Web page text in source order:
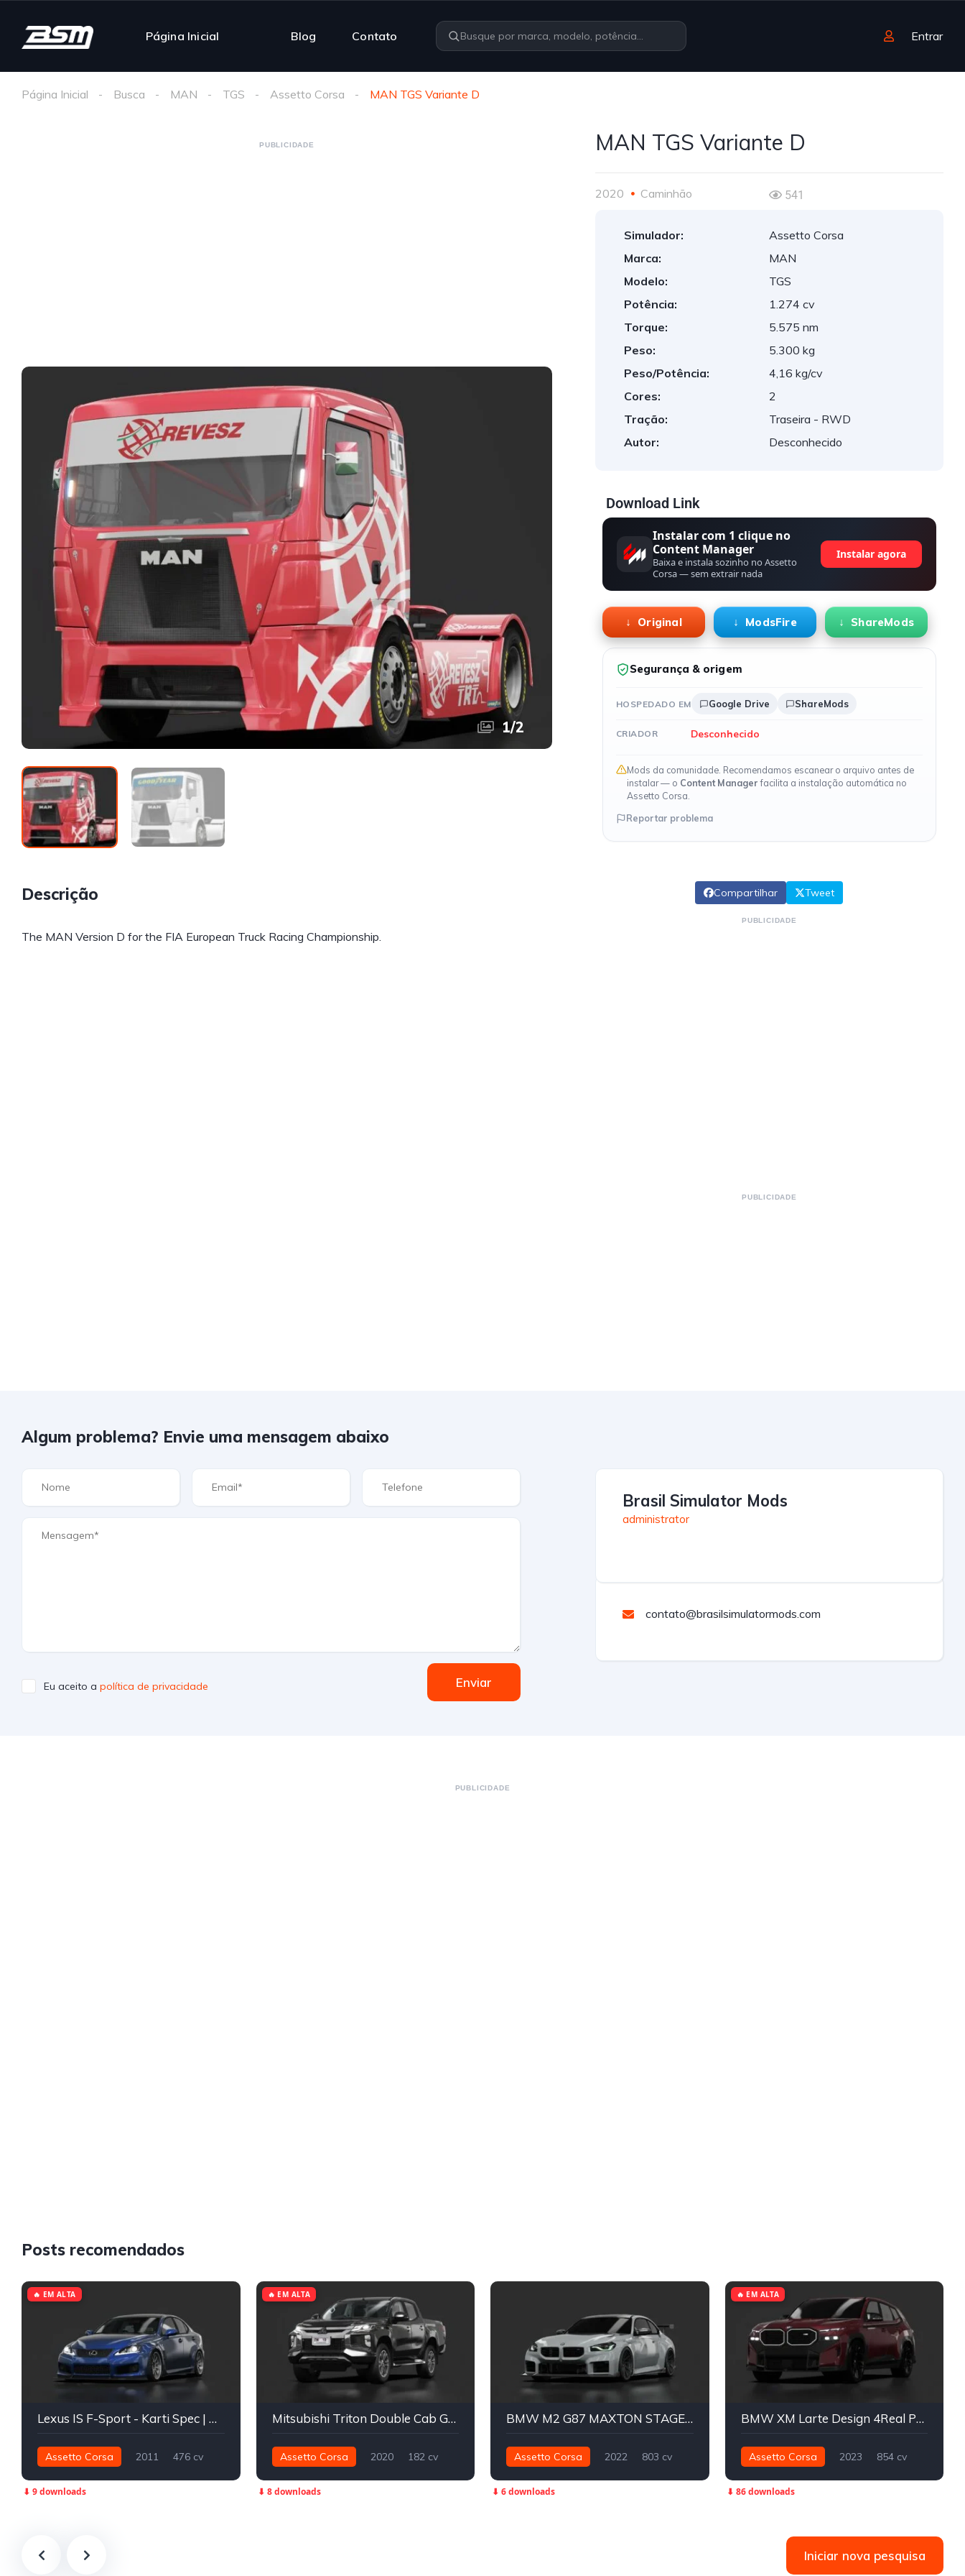
Página Inicial Blog Contato Entrar
Página Inicial Busca MAN TGS Assetto Corsa MAN TGS Variante D
PUBLICIDADE
1/2
Descrição
The MAN Version D for the FIA European Truck Racing Championship.
MAN TGS Variante D
2020 Caminhão 541
Simulador:
Assetto Corsa
Marca:
MAN
Modelo:
TGS
Potência:
1.274 cv
Torque:
5.575 nm
Peso:
5.300 kg
Peso/Potência:
4,16 kg/cv
Cores:
2
Tração:
Traseira - RWD
Autor:
Desconhecido
Download Link
Instalar com 1 clique no
Content Manager
Baixa e instala sozinho no Assetto
Corsa — sem extrair nada
Instalar agora
Original ModsFire ShareMods
Segurança & origem
HOSPEDADO EM Google Drive ShareMods
CRIADOR Desconhecido
Mods da comunidade. Recomendamos escanear o arquivo antes de
instalar — o Content Managerfacilita a instalação automática no
Assetto Corsa.
Reportar problema
Compartilhar Tweet
PUBLICIDADE
PUBLICIDADE
Algum problema? Envie uma mensagem abaixo
Eu aceito a política de privacidade Enviar
Brasil Simulator Mods
administrator
contato@brasilsimulatormods.com
PUBLICIDADE
Posts recomendados
Lexus IS F-Sport - Karti Spec | TGA x Navva
Assetto Corsa 2011
476 cv
🔥 EM ALTA
⬇ 9 downloads
Mitsubishi Triton Double Cab GT-P 2020
Assetto Corsa 2020
182 cv
🔥 EM ALTA
⬇ 8 downloads
BMW M2 G87 MAXTON STAGE 2+ | MLZ
Assetto Corsa 2022
803 cv
⬇ 6 downloads
BMW XM Larte Design 4Real Performance
Assetto Corsa 2023
854 cv
🔥 EM ALTA
⬇ 86 downloads
Iniciar nova pesquisa